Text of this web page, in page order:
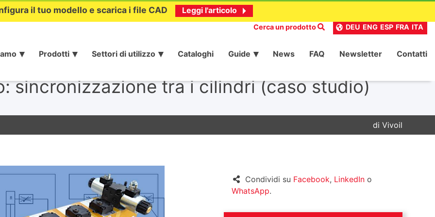
il tuo modello e scarica i file CAD Leggi l'articolo
Cerca un prodotto DEU ENG ESP FRA ITA
Prodotti Settori di utilizzo Cataloghi Guide News FAQ Newsletter Contatti
sincronizzazione tra i cilindri (caso studio)
di Vivoil
Condividi su Facebook, LinkedIno
WhatsApp.